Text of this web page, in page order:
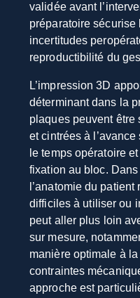
validée avant
préparatoire
incertitudes
reproductibilité du
L’impression 3D
déterminant dans la
plaques peuvent
et cintrées à
le temps opératoire
fixation au bloc.
l’anatomie du
difficiles à utiliser ou
peut aller plus loin
sur mesure,
manière optimale à
contraintes
approche est